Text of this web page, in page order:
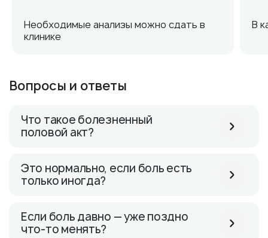
Необходимые анализы можно сдать в
клинике
В
Вопросы и ответы
Что такое болезненный
половой акт?
Это нормально, если боль есть
только иногда?
Если боль давно — уже поздно
что-то менять?